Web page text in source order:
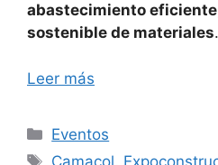
abastecimiento
sostenible de materiales.
Leer más
Categorías
Eventos
Etiquetas
Camacol,